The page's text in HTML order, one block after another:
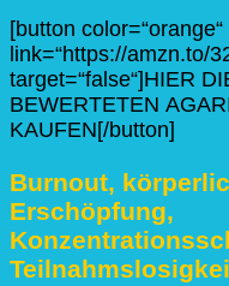
[button
link=“https://amzn.to/
target=“false“]HIER
BEWERTETEN
KAUFEN[/button]
Burnout,
Erschöpfung,